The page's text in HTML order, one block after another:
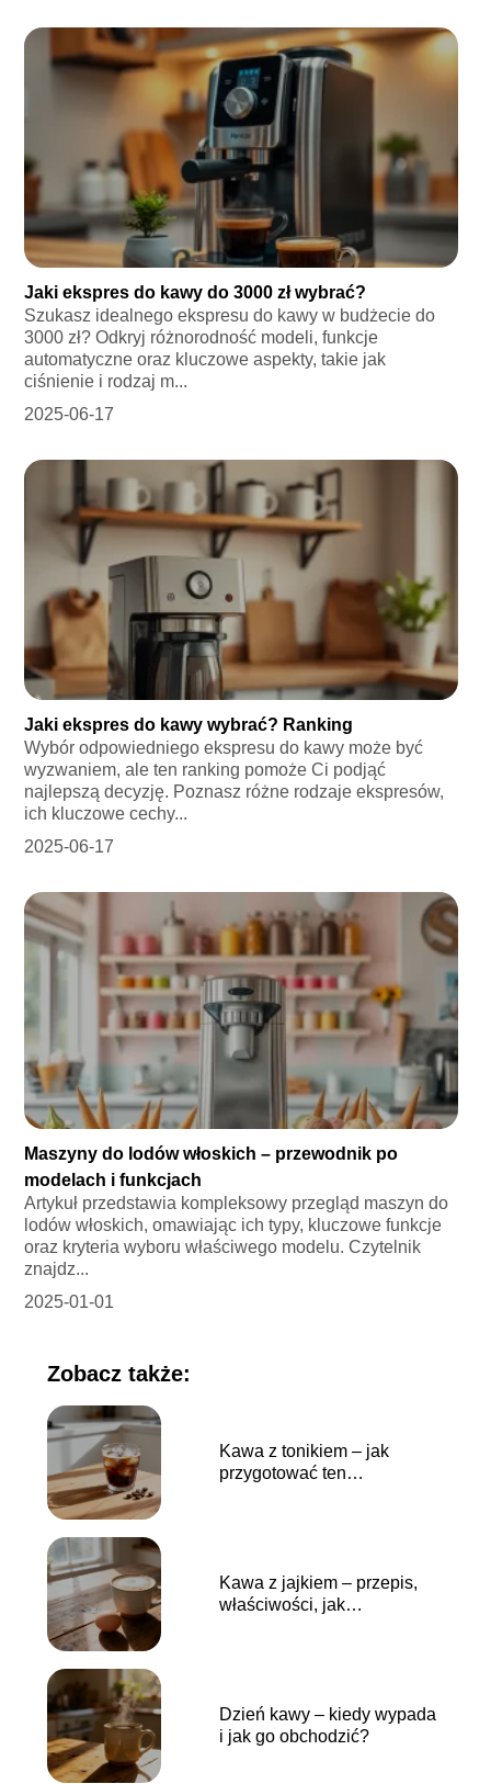
Jaki ekspres do kawy do 3000 zł wybrać?
Szukasz idealnego ekspresu do kawy w budżecie do
3000 zł? Odkryj różnorodność modeli, funkcje
automatyczne oraz kluczowe aspekty, takie jak
ciśnienie i rodzaj m...
2025-06-17
Jaki ekspres do kawy wybrać? Ranking
Wybór odpowiedniego ekspresu do kawy może być
wyzwaniem, ale ten ranking pomoże Ci podjąć
najlepszą decyzję. Poznasz różne rodzaje ekspresów,
ich kluczowe cechy...
2025-06-17
Maszyny do lodów włoskich – przewodnik po
modelach i funkcjach
Artykuł przedstawia kompleksowy przegląd maszyn do
lodów włoskich, omawiając ich typy, kluczowe funkcje
oraz kryteria wyboru właściwego modelu. Czytelnik
znajdz...
2025-01-01
Zobacz także:
Kawa z tonikiem – jak
przygotować ten
Kawa z jajkiem – przepis,
właściwości, jak
Dzień kawy – kiedy wypada
i jak go obchodzić?